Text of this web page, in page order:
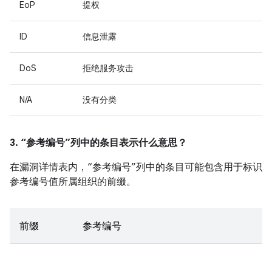
EoP 提权
ID 信息泄露
DoS 拒绝服务攻击
N/A 没有分类
3. “参考编号”列中的条目表示什么意思？
在漏洞详情表内，“参考编号”列中的条目可能包含用于标识
参考编号值所属组织的前缀。
前缀 参考编号